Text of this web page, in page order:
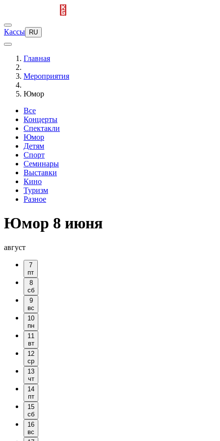
Кассы RU
Главная
Мероприятия
Юмор
Все
Концерты
Спектакли
Юмор
Детям
Спорт
Семинары
Выставки
Кино
Туризм
Разное
Юмор 8 июня
август
7
пт
8
сб
9
вс
10
пн
11
вт
12
ср
13
чт
14
пт
15
сб
16
вс